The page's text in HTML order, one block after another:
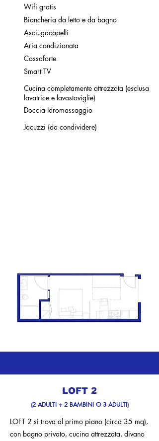
Wifi gratis
Biancheria da letto e da bagno
Asciugacapelli
Aria condizionata
Cassaforte
Smart TV
Cucina completamente attrezzata (esclusa
lavatrice e lavastoviglie)
Doccia Idromassaggio
Jacuzzi (da condividere)
LOFT 2
(2 ADULTI + 2 BAMBINI O 3 ADULTI)
LOFT 2 si trova al primo piano (circa 35 mq),
con bagno privato, cucina attrezzata, divano